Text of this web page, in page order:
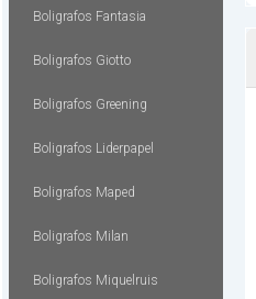
Boligrafos Fantasia
Boligrafos Giotto
Boligrafos Greening
Boligrafos Liderpapel
Boligrafos Maped
Boligrafos Milan
Boligrafos Miquelruis